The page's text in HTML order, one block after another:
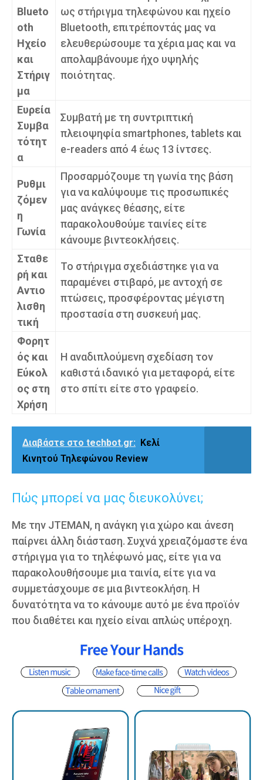
Blueto
oth
Ηχείο
και
Στήριγ
μα
ως στήριγμα τηλεφώνου και ηχείο
Bluetooth, επιτρέποντάς μας να
ελευθερώσουμε τα χέρια μας και να
απολαμβάνουμε ήχο υψηλής
ποιότητας.
Ευρεία
Συμβα
τότητ
α
Συμβατή με τη συντριπτική
πλειοψηφία smartphones, tablets και
e-readers από 4 έως 13 ίντσες.
Ρυθμι
ζόμεν
η
Γωνία
Προσαρμόζουμε τη γωνία της βάση
για να καλύψουμε τις προσωπικές
μας ανάγκες θέασης, είτε
παρακολουθούμε ταινίες είτε
κάνουμε βιντεοκλήσεις.
Σταθε
ρή και
Αντιο
λισθη
τική
Το στήριγμα σχεδιάστηκε για να
παραμένει στιβαρό, με αντοχή σε
πτώσεις, προσφέροντας μέγιστη
προστασία στη συσκευή μας.
Φορητ
ός και
Εύκολ
ος στη
Χρήση
Η αναδιπλούμενη σχεδίαση τον
καθιστά ιδανικό για μεταφορά, είτε
στο σπίτι είτε στο γραφείο.
Διαβάστε στο techbot.gr: Κελί
Κινητού Τηλεφώνου Review
Πώς μπορεί να μας διευκολύνει;
Με την JTEMAN, η ανάγκη για χώρο και άνεση
παίρνει άλλη διάσταση. Συχνά χρειαζόμαστε ένα
στήριγμα για το τηλέφωνό μας, είτε για να
παρακολουθήσουμε μια ταινία, είτε για να
συμμετάσχουμε σε μια βιντεοκλήση. Η
δυνατότητα να το κάνουμε αυτό με ένα προϊόν
που διαθέτει και ηχείο είναι απλώς υπέροχη.